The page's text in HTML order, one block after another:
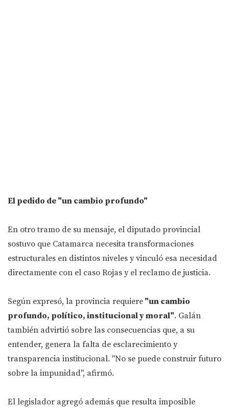
El pedido de "un cambio profundo"
En otro tramo de su mensaje, el diputado provincial
sostuvo que Catamarca necesita transformaciones
estructurales en distintos niveles y vinculó esa necesidad
directamente con el caso Rojas y el reclamo de justicia.
Según expresó, la provincia requiere "un cambio
profundo, político, institucional y moral". Galán
también advirtió sobre las consecuencias que, a su
entender, genera la falta de esclarecimiento y
transparencia institucional. "No se puede construir futuro
sobre la impunidad", afirmó.
El legislador agregó además que resulta imposible